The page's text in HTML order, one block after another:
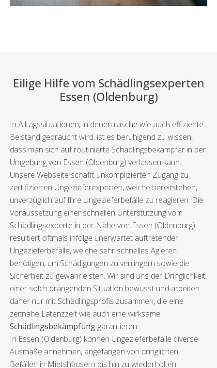
Eilige Hilfe vom Schädlingsexperten
Essen (Oldenburg)
In Alltagssituationen, in denen rasche wie auch effiziente
Beistand gebraucht wird, ist es beruhigend zu wissen,
dass man sich auf routinierte Schädlingsbekämpfer in der
Umgebung von Essen (Oldenburg) verlassen kann.
Unsere Webseite schafft unkomplizierten Zugang zu
zertifizierten Ungezieferexperten, welche bereitstehen,
unverzüglich auf Ihre Ungezieferbefälle zu reagieren. Die
Voraussetzung einer schnellen Unterstützung vom
Schädlingsexperte in der Nähe von Essen (Oldenburg)
resultiert oftmals infolge unerwartet auftretender
Ungezieferbefälle, welche sehr schnelles Agieren
benötigen, um Schädigungen zu verringern sowie die
Sicherheit zu gewährleisten. Wir sind uns der Dringlichkeit
einer solch drängenden Situation bewusst und arbeiten
daher nur mit Schädlingsprofis zusammen, die eine
zeitnahe Latenzzeit wie auch eine wirksame
Schädlingsbekämpfung garantieren.
In Essen (Oldenburg) können Ungezieferbefälle diverse
Ausmaße annehmen, angefangen von dringlichen
Befällen in Mietshäusern bis hin zu wiederholten